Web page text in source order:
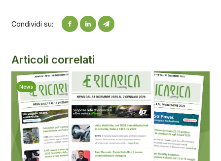
Condividi su:
Articoli correlati
News